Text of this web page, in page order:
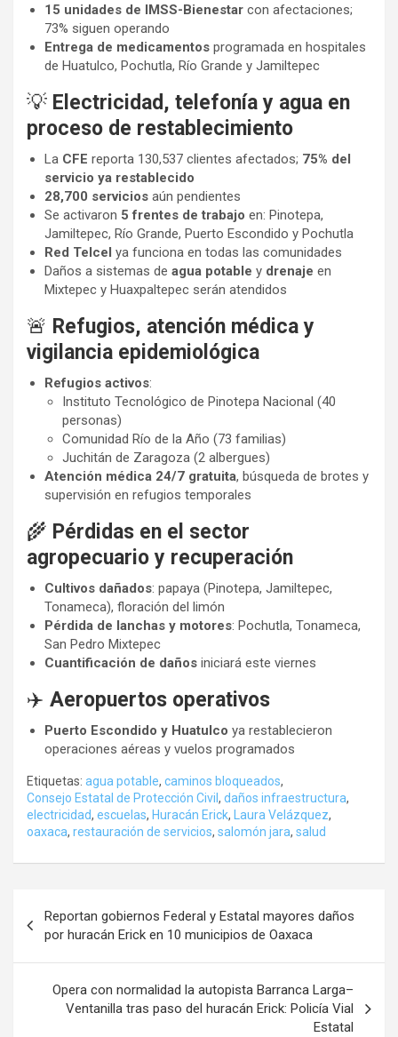
15 unidades de IMSS-Bienestar con afectaciones;
73% siguen operando
Entrega de medicamentos programada en hospitales
de Huatulco, Pochutla, Río Grande y Jamiltepec
💡 Electricidad, telefonía y agua en
proceso de restablecimiento
La CFE reporta 130,537 clientes afectados; 75% del
servicio ya restablecido
28,700 servicios aún pendientes
Se activaron 5 frentes de trabajo en: Pinotepa,
Jamiltepec, Río Grande, Puerto Escondido y Pochutla
Red Telcel ya funciona en todas las comunidades
Daños a sistemas de agua potable y drenaje en
Mixtepec y Huaxpaltepec serán atendidos
🚨 Refugios, atención médica y
vigilancia epidemiológica
Refugios activos:
Instituto Tecnológico de Pinotepa Nacional (40
personas)
Comunidad Río de la Año (73 familias)
Juchitán de Zaragoza (2 albergues)
Atención médica 24/7 gratuita, búsqueda de brotes y
supervisión en refugios temporales
🌾 Pérdidas en el sector
agropecuario y recuperación
Cultivos dañados: papaya (Pinotepa, Jamiltepec,
Tonameca), floración del limón
Pérdida de lanchas y motores: Pochutla, Tonameca,
San Pedro Mixtepec
Cuantificación de daños iniciará este viernes
✈️ Aeropuertos operativos
Puerto Escondido y Huatulco ya restablecieron
operaciones aéreas y vuelos programados
Etiquetas: agua potable, caminos bloqueados,
Consejo Estatal de Protección Civil , daños infraestructura,
electricidad, escuelas, Huracán Erick, Laura Velázquez,
oaxaca, restauración de servicios, salomón jara, salud
de
entradas
Reportan gobiernos Federal y Estatal mayores daños
por huracán Erick en 10 municipios de Oaxaca
Opera con normalidad la autopista Barranca Larga–
Ventanilla tras paso del huracán Erick: Policía Vial
Estatal